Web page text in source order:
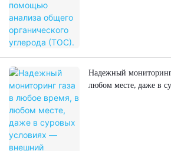
Надежный
любом месте, даже в